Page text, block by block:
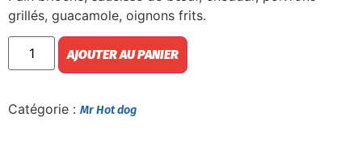
grillés, guacamole, oignons frits.
AJOUTER AU PANIER
Catégorie : Mr Hot dog